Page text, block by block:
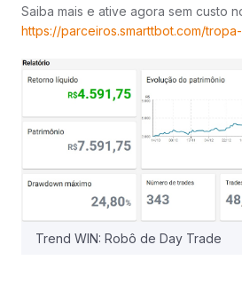
Saiba mais e ative agora sem custo
https://parceiros.smarttbot.com/
Trend WIN: Robô de Day Trade